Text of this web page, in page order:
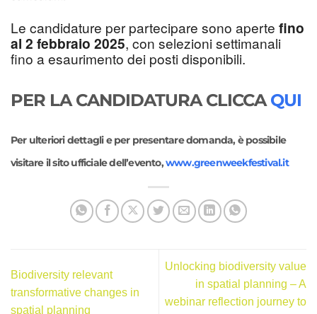
Le candidature per partecipare sono aperte fino
al 2 febbraio 2025, con selezioni settimanali
fino a esaurimento dei posti disponibili.
PER LA CANDIDATURA CLICCA QUI
Per ulteriori dettagli e per presentare domanda, è possibile
visitare il sito ufficiale dell’evento,www.greenweekfestival.it
Biodiversity relevant
transformative changes in
spatial planning
Unlocking biodiversity value
in spatial planning – A
webinar reflection journey to